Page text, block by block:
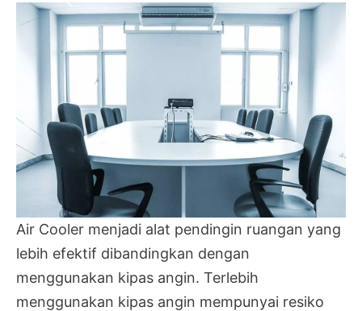
Air Cooler menjadi alat pendingin ruangan yang
lebih efektif dibandingkan dengan
menggunakan kipas angin. Terlebih
menggunakan kipas angin mempunyai resiko